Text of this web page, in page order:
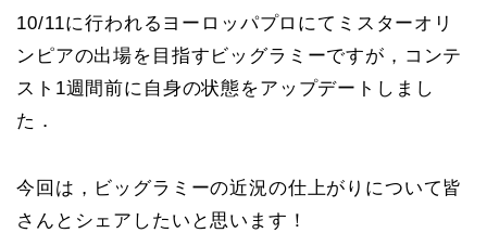
10/11に行われるヨーロッパプロにてミスターオリ
ンピアの出場を目指すビッグラミーですが，コンテ
スト1週間前に自身の状態をアップデートしまし
た．
今回は，ビッグラミーの近況の仕上がりについて皆
さんとシェアしたいと思います！